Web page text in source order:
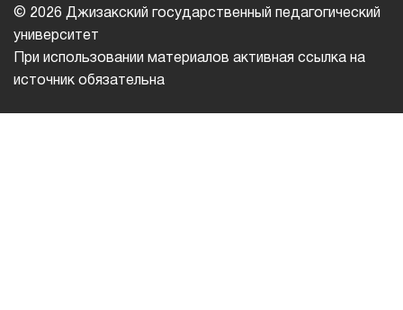
© 2026 Джизакский государственный педагогический
университет
При использовании материалов активная ссылка на
источник обязательна